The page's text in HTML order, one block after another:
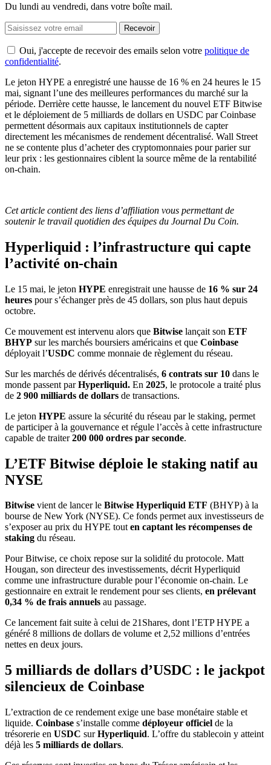
Du lundi au vendredi, dans votre boîte mail.
Recevoir
Oui, j'accepte de recevoir des emails selon votre politique de
confidentialité.
Le jeton HYPE a enregistré une hausse de 16 % en 24 heures le 15
mai, signant l’une des meilleures performances du marché sur la
période. Derrière cette hausse, le lancement du nouvel ETF Bitwise
et le déploiement de 5 milliards de dollars en USDC par Coinbase
permettent désormais aux capitaux institutionnels de capter
directement les mécanismes de rendement décentralisé. Wall Street
ne se contente plus d’acheter des cryptomonnaies pour parier sur
leur prix : les gestionnaires ciblent la source même de la rentabilité
on-chain.
Cet article contient des liens d’affiliation vous permettant de
soutenir le travail quotidien des équipes du Journal Du Coin.
Hyperliquid : l’infrastructure qui capte
l’activité on-chain
Le 15 mai, le jeton HYPE enregistrait une hausse de 16 % sur 24
heures pour s’échanger près de 45 dollars, son plus haut depuis
octobre.
Ce mouvement est intervenu alors que Bitwise lançait son ETF
BHYP sur les marchés boursiers américains et que Coinbase
déployait l’USDC comme monnaie de règlement du réseau.
Sur les marchés de dérivés décentralisés, 6 contrats sur 10 dans le
monde passent parHyperliquid. En 2025, le protocole a traité plus
de 2 900 milliards de dollars de transactions.
Le jeton HYPE assure la sécurité du réseau par le staking, permet
de participer à la gouvernance et régule l’accès à cette infrastructure
capable de traiter200 000 ordres par seconde.
L’ETF Bitwise déploie le staking natif au
NYSE
Bitwise vient de lancer le Bitwise Hyperliquid ETF (BHYP) à la
bourse de New York (NYSE). Ce fonds permet aux investisseurs de
s’exposer au prix du HYPE touten captant les récompenses de
staking du réseau.
Pour Bitwise, ce choix repose sur la solidité du protocole. Matt
Hougan, son directeur des investissements, décrit Hyperliquid
comme une infrastructure durable pour l’économie on-chain. Le
gestionnaire en extrait le rendement pour ses clients, en prélevant
0,34 % de frais annuels au passage.
Ce lancement fait suite à celui de 21Shares, dont l’ETP HYPE a
généré 8 millions de dollars de volume et 2,52 millions d’entrées
nettes en deux jours.
5 milliards de dollars d’USDC : le jackpot
silencieux de Coinbase
L’extraction de ce rendement exige une base monétaire stable et
liquide. Coinbase s’installe comme déployeur officiel de la
trésorerie en USDC surHyperliquid. L’offre du stablecoin y atteint
déjà les 5 milliards de dollars.